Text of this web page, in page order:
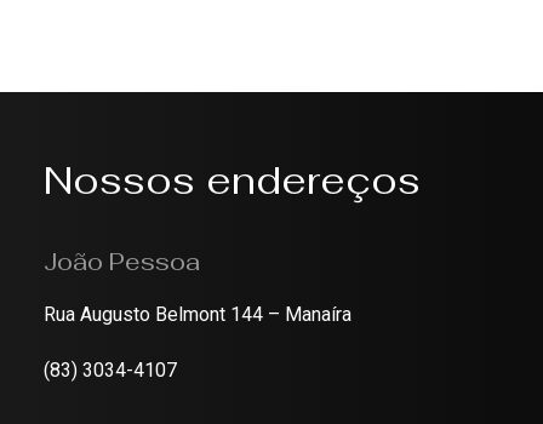
Nossos endereços
João Pessoa
Rua Augusto Belmont 144 – Manaíra
(83) 3034-4107